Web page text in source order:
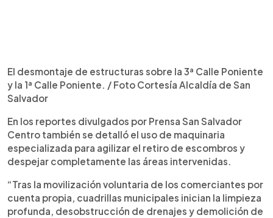
El desmontaje de estructuras sobre la 3ª Calle Poniente
y la 1ª Calle Poniente. / Foto Cortesía Alcaldía de San
Salvador
En los reportes divulgados por Prensa San Salvador
Centro también se detalló el uso de maquinaria
especializada para agilizar el retiro de escombros y
despejar completamente las áreas intervenidas.
“Tras la movilización voluntaria de los comerciantes por
cuenta propia, cuadrillas municipales inician la limpieza
profunda, desobstrucción de drenajes y demolición de